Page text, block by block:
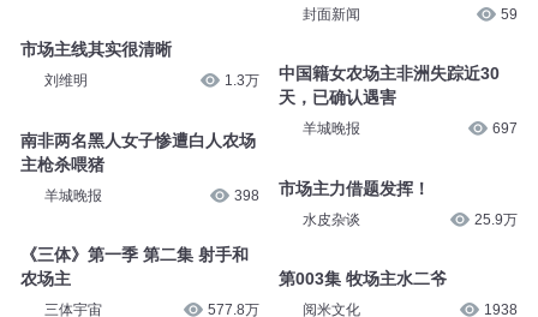
市场主线其实很清晰
刘维明 1.3万
南非两名黑人女子惨遭白人农场
主枪杀喂猪
羊城晚报 398
《三体》第一季 第二集 射手和
农场主
三体宇宙 577.8万
封面新闻 59
中国籍女农场主非洲失踪近30
天，已确认遇害
羊城晚报 697
市场主力借题发挥！
水皮杂谈 25.9万
第003集 牧场主水二爷
阅米文化 1938